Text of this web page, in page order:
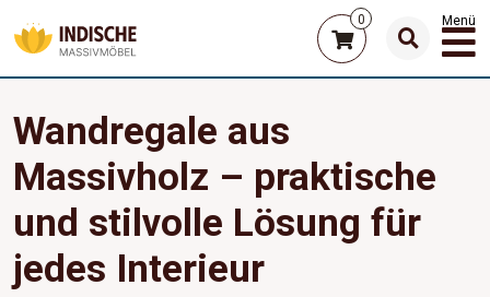
0 Menü
Wandregale aus
Massivholz – praktische
und stilvolle Lösung für
jedes Interieur